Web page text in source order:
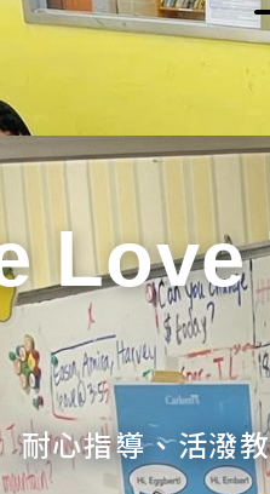
Love
耐心指導、活潑